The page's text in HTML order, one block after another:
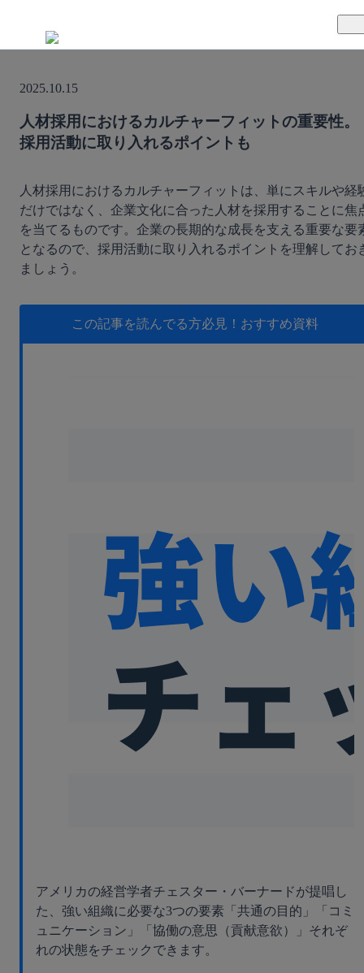
サポート体制
セキュリティ体制
料金案内
導入事例
活用方法
運営会社
セミナー
2025.10.15
人材採用におけるカルチャーフィットの重要性。
採用活動に取り入れるポイントも
人材採用におけるカルチャーフィットは、単にスキルや経
だけではなく、企業文化に合った人材を採用することに焦
を当てるものです。企業の長期的な成長を支える重要な要
となるので、採用活動に取り入れるポイントを理解してお
ましょう。
この記事を読んでる方必見！ おすすめ資料
アメリカの経営学者チェスター・バーナードが提唱し
た、強い組織に必要な3つの要素「共通の目的」「コミ
ュニケーション」「協働の意思（貢献意欲）」それぞ
れの状態をチェックできます。